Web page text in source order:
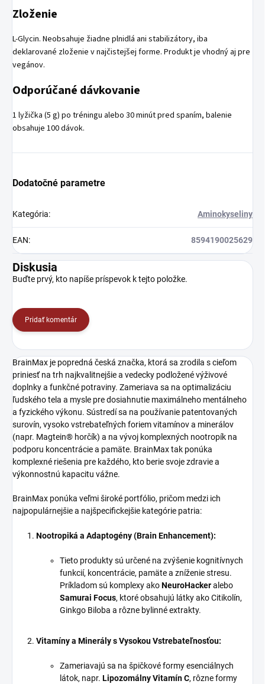
Zloženie
L-Glycin. Neobsahuje žiadne plnidlá ani stabilizátory, iba
deklarované zloženie v najčistejšej forme. Produkt je vhodný aj pre
vegánov.
Odporúčané dávkovanie
1 lyžička (5 g) po tréningu alebo 30 minút pred spaním, balenie
obsahuje 100 dávok.
Dodatočné parametre
Kategória: Aminokyseliny
EAN: 8594190025629
Diskusia
Buďte prvý, kto napíše príspevok k tejto položke.
Pridať komentár
BrainMax je popredná česká značka, ktorá sa zrodila s cieľom
priniesť na trh najkvalitnejšie a vedecky podložené výživové
doplnky a funkčné potraviny. Zameriava sa na optimalizáciu
ľudského tela a mysle pre dosiahnutie maximálneho mentálneho
a fyzického výkonu. Sústredí sa na používanie patentovaných
surovín, vysoko vstrebateľných foriem vitamínov a minerálov
(napr. Magtein® horčík) a na vývoj komplexných nootropík na
podporu koncentrácie a pamäte. BrainMax tak ponúka
komplexné riešenia pre každého, kto berie svoje zdravie a
výkonnostnú kapacitu vážne.
BrainMax ponúka veľmi široké portfólio, pričom medzi ich
najpopulárnejšie a najšpecifickejšie kategórie patria:
Nootropiká a Adaptogény (Brain Enhancement):
Tieto produkty sú určené na zvýšenie kognitívnych
funkcií, koncentrácie, pamäte a zníženie stresu.
Príkladom sú komplexy akoNeuroHackeralebo
Samurai Focus, ktoré obsahujú látky ako Citikolín,
Ginkgo Biloba a rôzne bylinné extrakty.
Vitamíny a Minerály s Vysokou Vstrebateľnosťou:
Zameriavajú sa na špičkové formy esenciálnych
látok, napr. Lipozomálny Vitamín C, rôzne formy